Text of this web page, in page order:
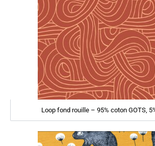
Loop fond rouille – 95% coton GOTS,